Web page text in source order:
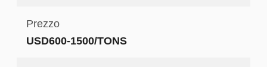
Prezzo
USD600-1500/TONS